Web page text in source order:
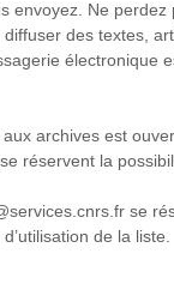
envoyez. Ne
des textes,
électronique
archives est
réservent la
se
de la liste.